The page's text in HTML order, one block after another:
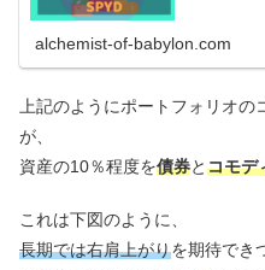
alchemist-of-babylon.com
上記のようにポートフォリオ
が、
資産の10％程度を債券とコモデ
これは下図のように、
長期では右肩上がりを期待でき